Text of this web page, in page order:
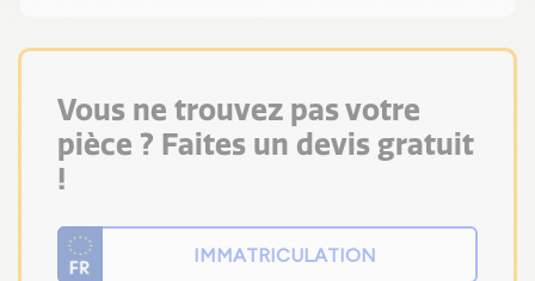
Vous ne trouvez pas votre
pièce ? Faites un devis gratuit
!